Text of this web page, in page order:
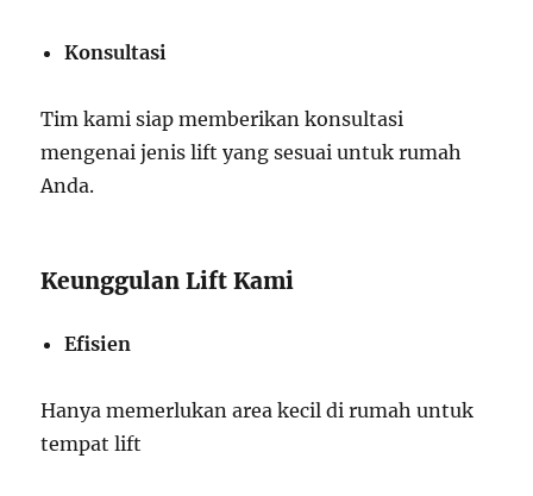
Konsultasi
Tim kami siap memberikan konsultasi
mengenai jenis lift yang sesuai untuk rumah
Anda.
Keunggulan Lift Kami
Efisien
Hanya memerlukan area kecil di rumah untuk
tempat lift